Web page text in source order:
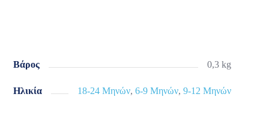
Βάρος 0,3 kg
Ηλικία 18-24 Μηνών,6-9 Μηνών,9-12 Μηνών